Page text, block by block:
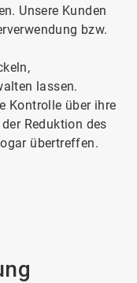
Unsere Kunden
bzw.
lassen.
Kontrolle über ihre
Reduktion des
übertreffen.